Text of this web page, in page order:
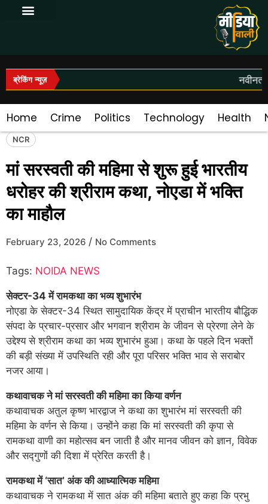
ब्रेकिंग न्यूज़
Home Crime Politics Technology Health
NCR
मां सरस्वती की महिमा से शुरू हुई भारतीय
धरोहर की श्रीराम कथा, नोएडा में भक्ति
का माहौल
February 23, 2026 / No Comments
Tags: NOIDA NEWS
सेक्टर-34 में रामकथा का भव्य शुभारंभ
नोएडा के सेक्टर-34 स्थित सामुदायिक केंद्र में प्राचीन भारतीय बौद्धिक
संपदा के प्रचार-प्रसार और भगवान श्रीराम के जीवन से प्रेरणा लेने के
उद्देश्य से श्रीराम कथा का भव्य शुभारंभ हुआ। कथा के पहले दिन भक्तों
की बड़ी संख्या में उपस्थिति रही और पूरा परिसर भक्ति भाव से सराबोर
नजर आया।
कथावाचक ने मां सरस्वती की महिमा का किया वर्णन
कथावाचक अतुल कृष्ण भारद्वाज ने कथा का शुभारंभ मां सरस्वती की
महिमा के वर्णन से किया। उन्होंने कहा कि मां सरस्वती की कृपा से
रामकथा वाणी का महोत्सव बन जाती है और मानव जीवन को ज्ञान, विवेक
और सद्गुणों की दिशा में प्रेरित करती है।
रामकथा में ‘सात’ अंक की आध्यात्मिक महिमा
कथावाचक ने रामकथा में सात अंक की महिमा बताते हुए कहा कि प्रभु